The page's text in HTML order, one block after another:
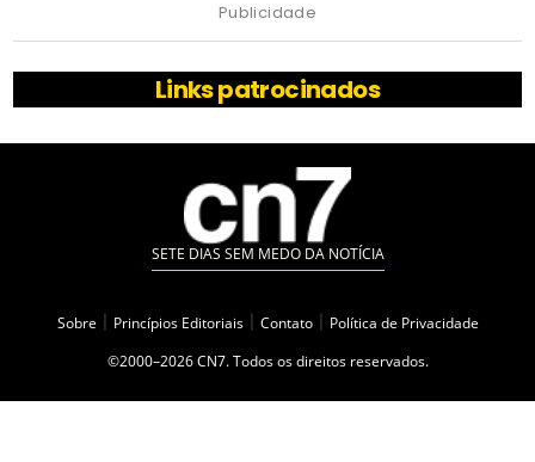
Publicidade
Links patrocinados
SETE DIAS SEM MEDO DA NOTÍCIA
Sobre Princípios Editoriais Contato
Política de Privacidade
©2000–2026 CN7. Todos os direitos reservados.